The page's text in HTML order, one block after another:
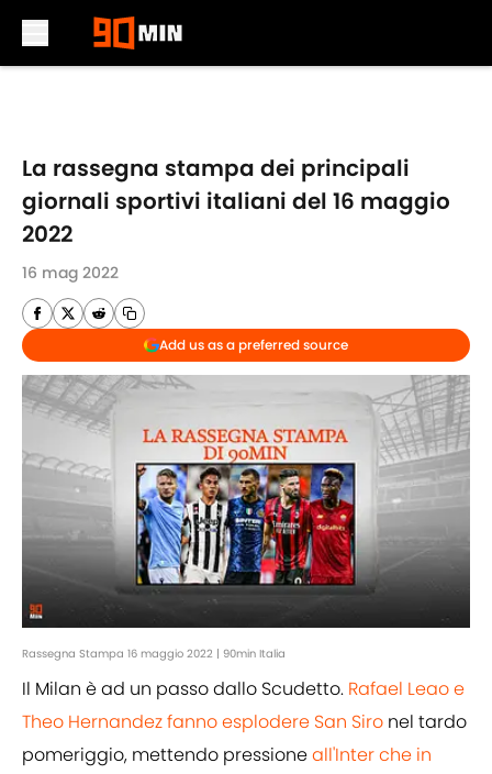
La rassegna stampa dei principali
giornali sportivi italiani del 16 maggio
2022
16 mag 2022
Add us as a preferred source
Rassegna Stampa 16 maggio 2022 | 90min Italia
Il Milan è ad un passo dallo Scudetto. Rafael Leao e
Theo Hernandez fanno esplodere San Siro nel tardo
pomeriggio, mettendo pressioneall'Inter che in